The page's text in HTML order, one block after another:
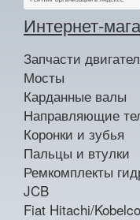
Интернет-
Запчасти
Мосты
Карданные валы
Направляющие
Коронки и зубья
Пальцы и втулки
Ремкомплекты
JCB
Fiat Hitachi/Kobelco